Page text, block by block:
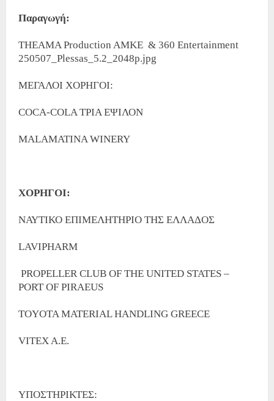
Παραγωγή:
THEAMA Production AMKE & 360 Entertainment
250507_Plessas_5.2_2048p.jpg
ΜΕΓΑΛΟΙ ΧΟΡΗΓΟΙ:
COCA-COLA ΤΡΙΑ ΕΨΙΛΟΝ
MALAMATINA WINERY
ΧΟΡΗΓΟΙ:
ΝΑΥΤΙΚΟ ΕΠΙΜΕΛΗΤΗΡΙΟ ΤΗΣ ΕΛΛΑΔΟΣ
LAVIPHARM
PROPELLER CLUB OF THE UNITED STATES –
PORT OF PIRAEUS
TOYOTA MATERIAL HANDLING GREECE
VITEX A.E.
ΥΠΟΣΤΗΡΙΚΤΕΣ: